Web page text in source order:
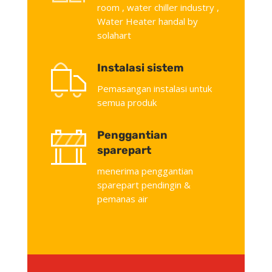
room , water chiller industry ,
Water Heater handal by
solahart
Instalasi sistem
Pemasangan instalasi untuk
semua produk
Penggantian
sparepart
menerima penggantian
sparepart pendingin &
pemanas air